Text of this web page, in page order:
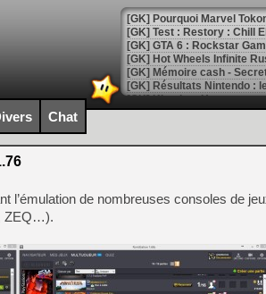
[GK] Pourquoi Marvel
[GK] Test : Restory : Chill
[GK] GTA 6 : Rockstar
[GK] Hot Wheels Infinite
[GK] Mémoire cash -
[GK] Résultats Nintendo :
[GK] Déjà des
[Mo5] Brickboy cherche à
[GK] Minecraft et ses «
[GK] Beast of
[GK] Ubisoft : fin de partie
[GK] Mémoire cash -
[GK] Dan Houser (GTA)
[GK] Comment EA Sports
[GK] Crimson Moon : un
[GK] Isle of Reveries : le
[GK] Moonlighter 2 : The
[GK] Capcom relance
Chat
l’émulation de nombreuses consoles de
ZEQ…).